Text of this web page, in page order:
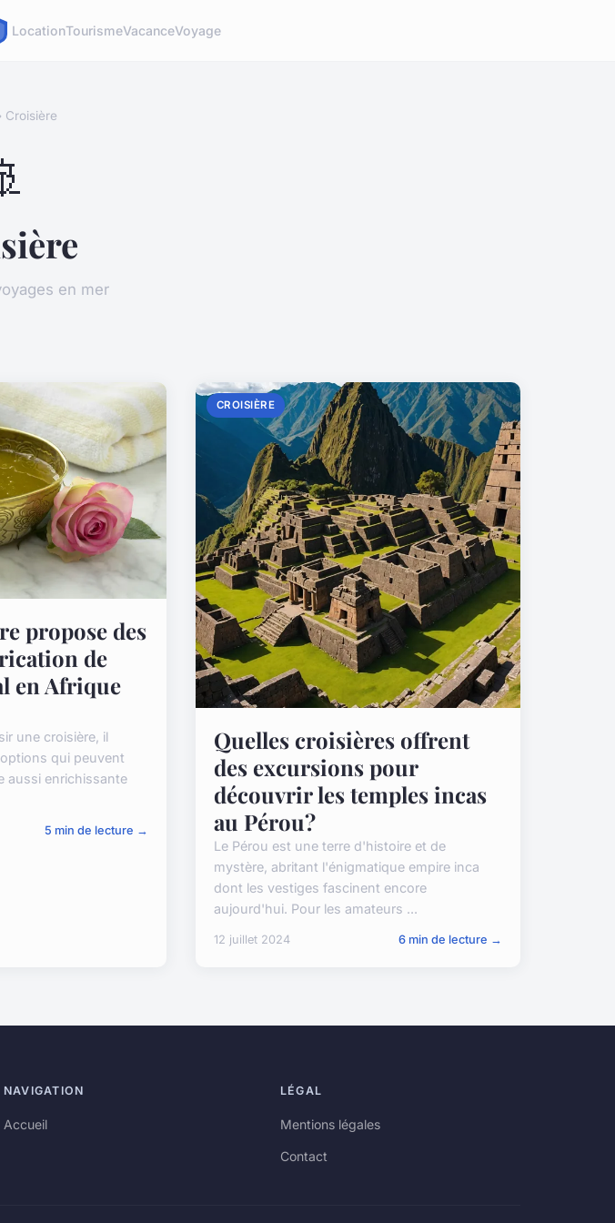
LocationTourismeVacanceVoyage
Croisière
en mer
propose des
de
en Afrique
une croisière, il
qui peuvent
aussi enrichissante
5 min de lecture →
CROISIÈRE
Quelles croisières offrent
des excursions pour
découvrir les temples incas
au Pérou?
Le Pérou est une terre d'histoire et de
mystère, abritant l'énigmatique empire inca
dont les vestiges fascinent encore
aujourd'hui. Pour les amateurs ...
12 juillet 2024 6 min de lecture →
NAVIGATION
Accueil
LÉGAL
Mentions légales
Contact